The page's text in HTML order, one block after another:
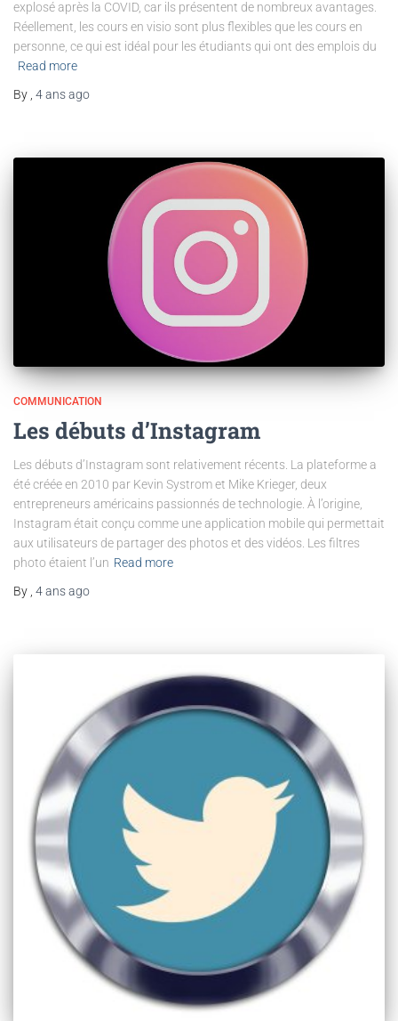
explosé après la COVID, car ils présentent de nombreux avantages.
Réellement, les cours en visio sont plus flexibles que les cours en
personne, ce qui est idéal pour les étudiants qui ont des emplois du
Read more
By , 4 ansago
COMMUNICATION
Les débuts d’Instagram
Les débuts d’Instagram sont relativement récents. La plateforme a
été créée en 2010 par Kevin Systrom et Mike Krieger, deux
entrepreneurs américains passionnés de technologie. À l’origine,
Instagram était conçu comme une application mobile qui permettait
aux utilisateurs de partager des photos et des vidéos. Les filtres
photo étaient l’un Read more
By , 4 ansago